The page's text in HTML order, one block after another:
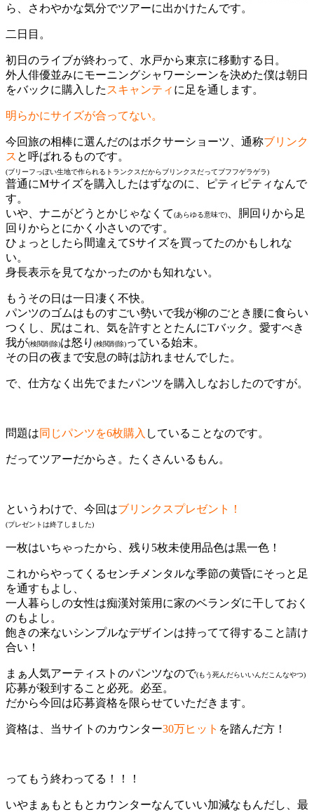
ら、さわやかな気分でツアーに出かけたんです。
二日目。
初日のライブが終わって、水戸から東京に移動する日。
外人俳優並みにモーニングシャワーシーンを決めた僕は朝日
をバックに購入した スキャンティ に足を通します。
明らかにサイズが合ってない。
今回旅の相棒に選んだのはボクサーショーツ、通称ブリンク
ス と呼ばれるものです。
(ブリーフっぽい生地で作られるトランクスだからブリンクスだってブフフゲラゲラ)
普通にMサイズを購入したはずなのに、ピティピティなんで
す。
いや、ナニがどうとかじゃなくて(あらゆる意味で)
、胴回りから足
回りからとにかく小さいのです。
ひょっとしたら間違えてSサイズを買ってたのかもしれな
い。
身長表示を見てなかったのかも知れない。
もうその日は一日凄く不快。
パンツのゴムはものすごい勢いで我が柳のごとき腰に食らい
つくし、尻はこれ、気を許すととたんにTバック。愛すべき
我が(検閲削除)は怒り (検閲削除)っている始末。
その日の夜まで安息の時は訪れませんでした。
で、仕方なく出先でまたパンツを購入しなおしたのですが。
問題は同じパンツを6枚購入 していることなのです。
だってツアーだからさ。たくさんいるもん。
というわけで、今回はブリンクスプレゼント！
(プレゼントは終了しました)
一枚はいちゃったから、残り5枚未使用品色は黒一色！
これからやってくるセンチメンタルな季節の黄昏にそっと足
を通すもよし、
一人暮らしの女性は痴漢対策用に家のベランダに干しておく
のもよし。
飽きの来ないシンプルなデザインは持ってて得すること請け
合い！
まぁ人気アーティストのパンツなので(もう死んだらいいんだこんなやつ)
応募が殺到すること必死。必至。
だから今回は応募資格を限らせていただきます。
資格は、当サイトのカウンター30万ヒット を踏んだ方！
ってもう終わってる！！！
いやまぁもともとカウンターなんていい加減なもんだし、最